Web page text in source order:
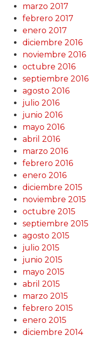
marzo 2017
febrero 2017
enero 2017
diciembre 2016
noviembre 2016
octubre 2016
septiembre 2016
agosto 2016
julio 2016
junio 2016
mayo 2016
abril 2016
marzo 2016
febrero 2016
enero 2016
diciembre 2015
noviembre 2015
octubre 2015
septiembre 2015
agosto 2015
julio 2015
junio 2015
mayo 2015
abril 2015
marzo 2015
febrero 2015
enero 2015
diciembre 2014